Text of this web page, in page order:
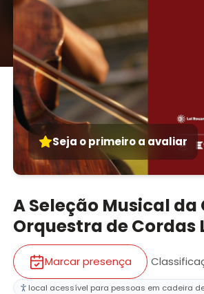
Seja o primeiro a avaliar
A Seleção Musical da
Orquestra de Cordas
Marcar presença
local acessível para pessoas em cadeira